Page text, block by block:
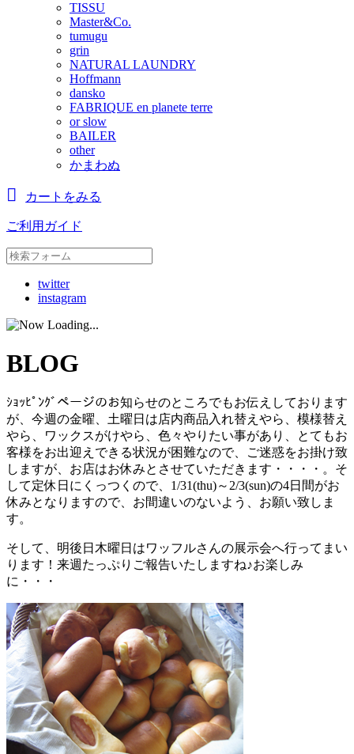
TISSU
Master&Co.
tumugu
grin
NATURAL LAUNDRY
Hoffmann
dansko
FABRIQUE en planete terre
or slow
BAILER
other
かまわぬ
カートをみる
ご利用ガイド
twitter
instagram
BLOG
ｼｮｯﾋﾟﾝｸﾞページのお知らせのところでもお伝えしております
が、今週の金曜、土曜日は店内商品入れ替えやら、模様替え
やら、ワックスがけやら、色々やりたい事があり、とてもお
客様をお出迎えできる状況が困難なので、ご迷惑をお掛け致
しますが、お店はお休みとさせていただきます・・・・。そ
して定休日にくっつくので、1/31(thu)～2/3(sun)の4日間がお
休みとなりますので、お間違いのないよう、お願い致しま
す。
そして、明後日木曜日はワッフルさんの展示会へ行ってまい
ります！来週たっぷりご報告いたしますね♪お楽しみ
に・・・